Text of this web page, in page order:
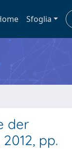
Sfoglia
der
pp.